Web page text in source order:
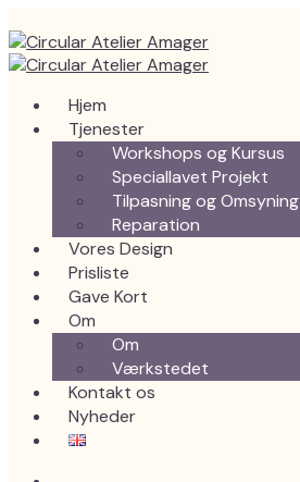
Hjem
Tjenester
Workshops og Kursus
Speciallavet Projekt
Tilpasning og Omsyning
Reparation
Vores Design
Prisliste
Gave Kort
Om
Om
Værkstedet
Kontakt os
Nyheder